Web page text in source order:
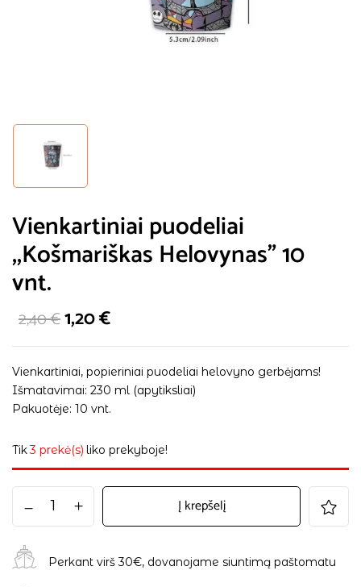
Vienkartiniai puodeliai
,,Košmariškas Helovynas” 10
vnt.
2,40€1,20€
Vienkartiniai, popieriniai puodeliai helovyno gerbėjams!
Išmatavimai: 230 ml (apytiksliai)
Pakuotėje: 10 vnt.
Tik3 prekė(s) liko prekyboje!
Į krepšelį
Perkant virš 30€, dovanojame siuntimą paštomatu